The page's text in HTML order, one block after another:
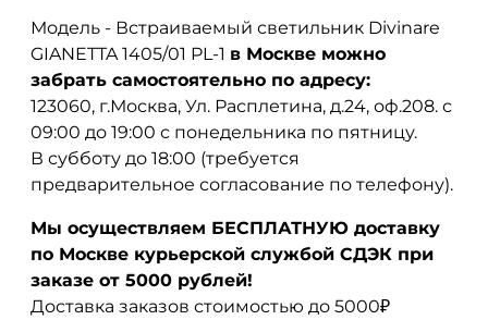
Модель - Встраиваемый светильник Divinare
GIANETTA 1405/01 PL-1 в Москве можно
забрать самостоятельно по адресу:
123060, г.Москва, Ул. Расплетина, д.24, оф.208. с
09:00 до 19:00 с понедельника по пятницу.
В субботу до 18:00 (требуется
предварительное согласование по телефону).
Мы осуществляем БЕСПЛАТНУЮ доставку
по Москве курьерской службой СДЭК при
заказе от 5000 рублей!
Доставка заказов стоимостью до 5000₽